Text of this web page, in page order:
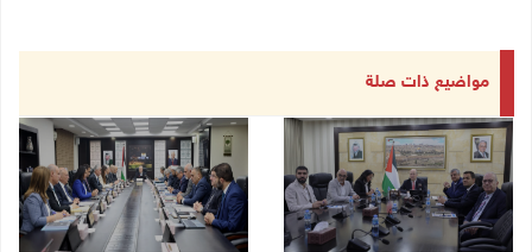
مواضيع ذات صلة